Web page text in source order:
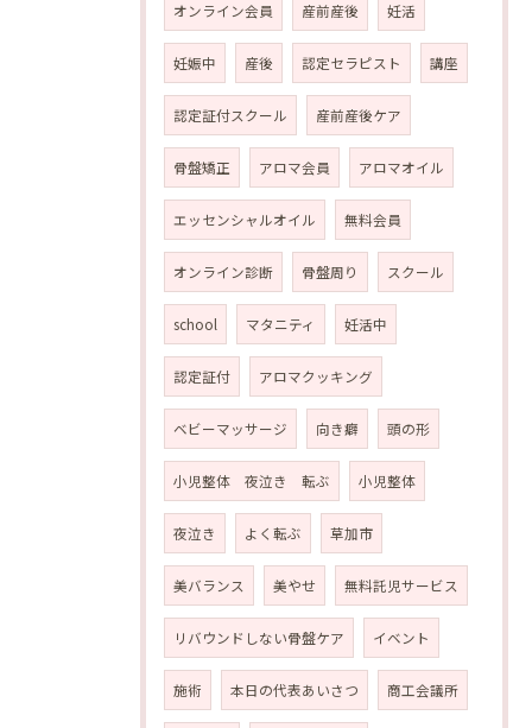
オンライン会員 産前産後 妊活
妊娠中 産後 認定セラピスト 講座
認定証付スクール 産前産後ケア
骨盤矯正 アロマ会員 アロマオイル
エッセンシャルオイル 無料会員
オンライン診断 骨盤周り スクール
school マタニティ 妊活中
認定証付 アロマクッキング
ベビーマッサージ 向き癖 頭の形
小児整体 夜泣き 転ぶ 小児整体
夜泣き よく転ぶ 草加市
美バランス 美やせ 無料託児サービス
リバウンドしない骨盤ケア イベント
施術 本日の代表あいさつ 商工会議所